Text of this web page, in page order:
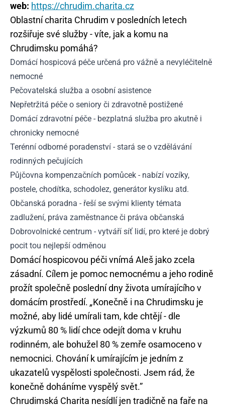
web: https://chrudim.charita.cz
Oblastní charita Chrudim v posledních letech
rozšiřuje své služby - víte, jak a komu na
Chrudimsku pomáhá?
Domácí hospicová péče určená pro vážně a nevyléčitelně
nemocné
Pečovatelská služba a osobní asistence
Nepřetržitá péče o seniory či zdravotně postižené
Domácí zdravotní péče - bezplatná služba pro akutně i
chronicky nemocné
Terénní odborné poradenství - stará se o vzdělávání
rodinných pečujících
Půjčovna kompenzačních pomůcek - nabízí vozíky,
postele, chodítka, schodolez, generátor kyslíku atd.
Občanská poradna - řeší se svými klienty témata
zadlužení, práva zaměstnance či práva občanská
Dobrovolnické centrum - vytváří síť lidí, pro které je dobrý
pocit tou nejlepší odměnou
Domácí hospicovou péči vnímá Aleš jako zcela
zásadní. Cílem je pomoc nemocnému a jeho rodině
prožít společně poslední dny života umírajícího v
domácím prostředí. „Konečně i na Chrudimsku je
možné, aby lidé umírali tam, kde chtějí - dle
výzkumů 80 % lidí chce odejít doma v kruhu
rodinném, ale bohužel 80 % zemře osamoceno v
nemocnici. Chování k umírajícím je jedním z
ukazatelů vyspělosti společnosti. Jsem rád, že
konečně doháníme vyspělý svět.”
Chrudimská Charita nesídlí jen tradičně na faře na